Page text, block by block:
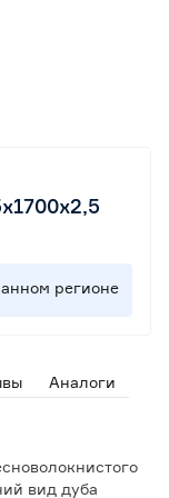
регионе
Аналоги
вид дуба